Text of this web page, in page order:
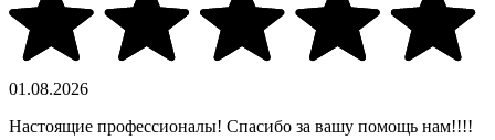
01.08.2026
Настоящие профессионалы! Спасибо за вашу помощь нам!!!!